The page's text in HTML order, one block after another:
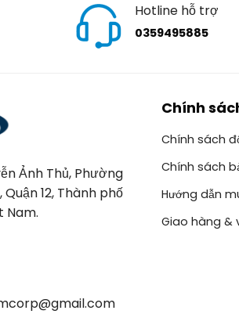
Hotline hỗ trợ
0359495885
Ảnh Thủ, Phường
12, Thành phố
Nam.
Chính
Chính sách
Chính sách
Hướng dẫn
Giao hàng &